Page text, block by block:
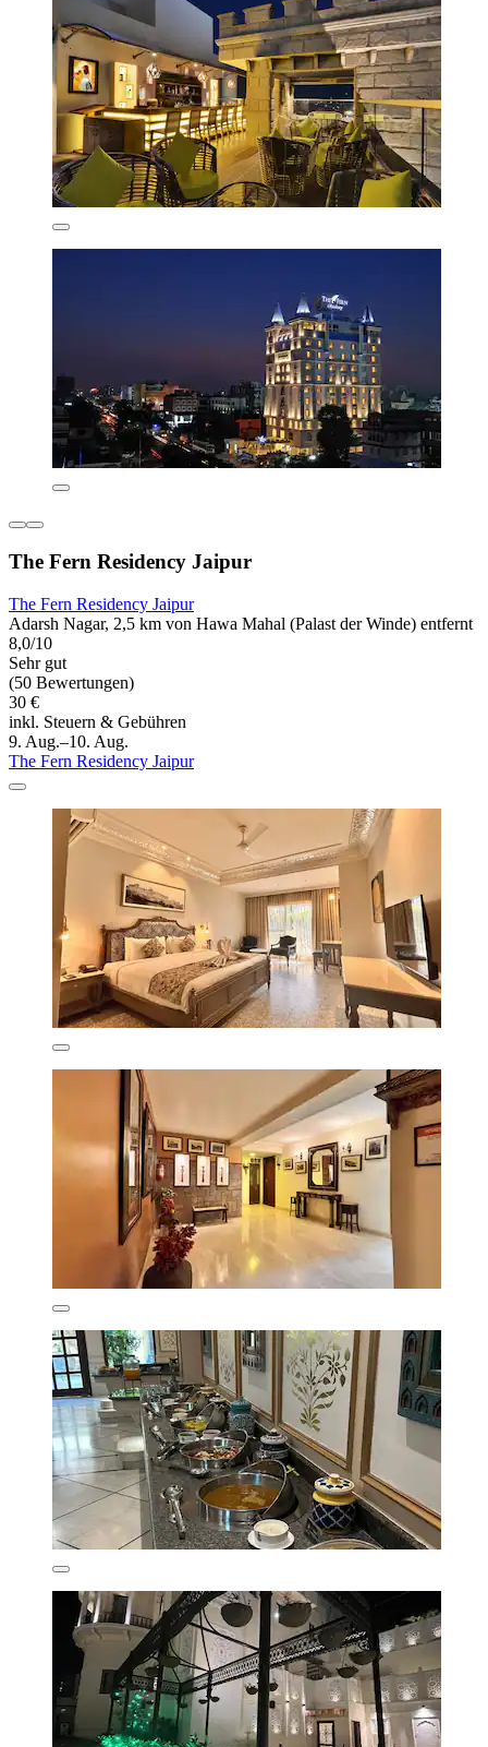
The Fern Residency Jaipur
The Fern Residency Jaipur
Adarsh Nagar, 2,5 km von Hawa Mahal (Palast der Winde) entfernt
8,0/10
Sehr gut
(50 Bewertungen)
30 €
inkl. Steuern & Gebühren
9. Aug.–10. Aug.
The Fern Residency Jaipur